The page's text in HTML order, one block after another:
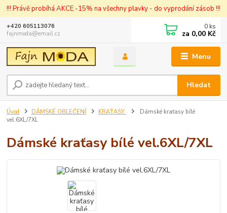
!!! Právě probíhá AKCE -15% na všechny plavky - do vyprodání zásob !!!
Menu
Hledat
+420 605113076
fajnmoda@email.cz
0 ks
za 0,00 Kč
Úvod DÁMSKÉ OBLEČENÍ KRAŤASY
Dámské kraťasy bílé
vel.6XL/7XL
Dámské kraťasy bílé vel.6XL/7XL